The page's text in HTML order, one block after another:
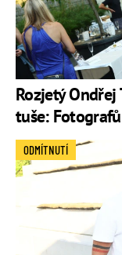
Rozjetý
tuše:
ODMÍTNUTÍ